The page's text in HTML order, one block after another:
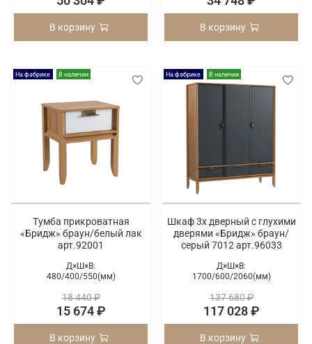
В корзину В корзину
На фабрике В наличии
Тумба прикроватная
«Бридж» браун/белый лак
арт.92001
Д×Ш×В:
480/400/550(мм)
18 440 ₽
15 674 ₽
В корзину
На фабрике В наличии
Шкаф 3х дверный с глухими
дверями «Бридж» браун/
серый 7012 арт.96033
Д×Ш×В:
1700/600/2060(мм)
137 680 ₽
117 028 ₽
В корзину